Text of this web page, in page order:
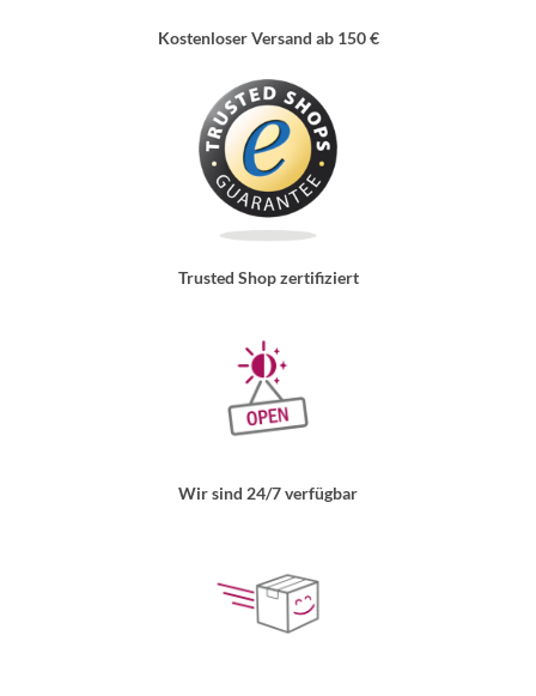
Kostenloser Versand ab 150 €
Trusted Shop zertifiziert
Wir sind 24/7 verfügbar